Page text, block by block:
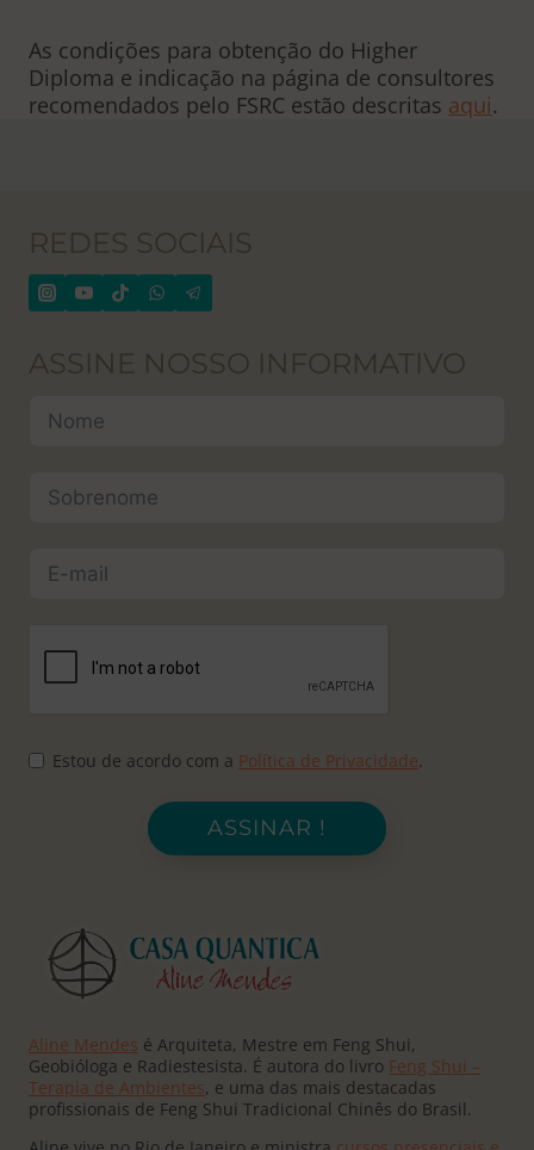
As condições para obtenção do Higher
Diploma e indicação na página de consultores
recomendados pelo FSRC estão descritas aqui.
REDES SOCIAIS
ASSINE NOSSO INFORMATIVO
Estou de acordo com a Política de Privacidade.
ASSINAR !
Aline Mendes é Arquiteta, Mestre em Feng Shui,
Geobióloga e Radiestesista. É autora do livro Feng Shui –
Terapia de Ambientes, e uma das mais destacadas
profissionais de Feng Shui Tradicional Chinês do Brasil.